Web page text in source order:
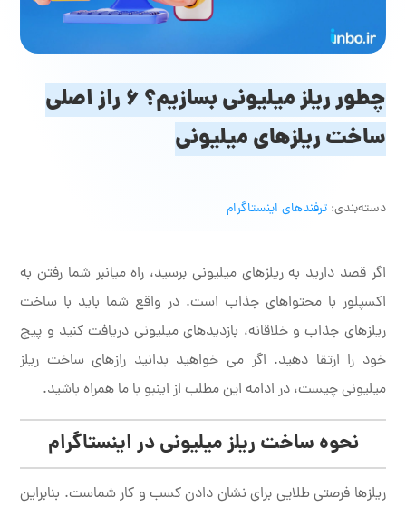
چطور ریلز میلیونی بسازیم؟ ۶ راز اصلی
ساخت ریلزهای میلیونی
دسته‌بندی:ترفندهای اینستاگرام
اگر قصد دارید به ریلزهای میلیونی برسید، راه میانبر شما رفتن به
اکسپلور با محتواهای جذاب است. در واقع شما باید با ساخت
ریلزهای جذاب و خلاقانه، بازدیدهای میلیونی دریافت کنید و پیج
خود را ارتقا دهید. اگر می خواهید بدانید رازهای ساخت ریلز
میلیونی چیست، در ادامه این مطلب از اینبو با ما همراه باشید.
نحوه ساخت ریلز میلیونی در اینستاگرام
ریلزها فرصتی طلایی برای نشان دادن کسب و کار شماست. بنابراین